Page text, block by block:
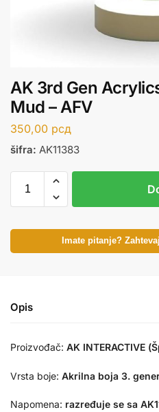
AK 3rd Gen
Mud – AFV
350,00 рсд
šifra: AK11383
Imate pitanje?
Opis
Proizvođač: AK INTERACTIVE
Vrsta boje: Akrilna boja 3.
Napomena: razređuje se sa